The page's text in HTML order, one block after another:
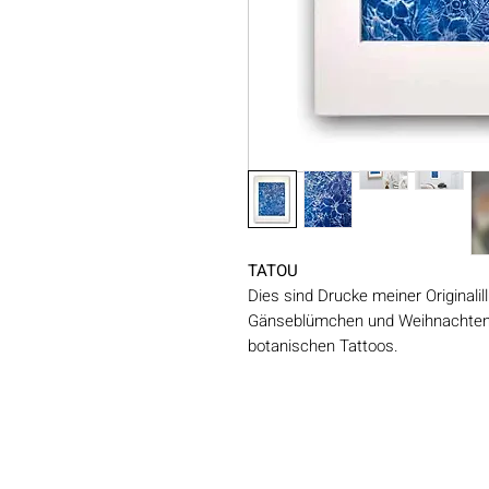
TATOU
Dies sind Drucke meiner
Gänseblümchen und
botanischen Tattoos.